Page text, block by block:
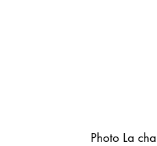
Photo La